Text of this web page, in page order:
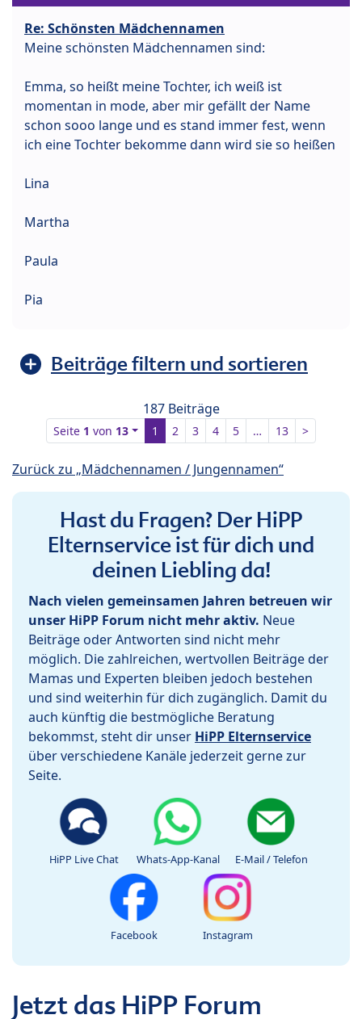
Re: Schönsten Mädchennamen
Meine schönsten Mädchennamen sind:
Emma, so heißt meine Tochter, ich weiß ist
momentan in mode, aber mir gefällt der Name
schon sooo lange und es stand immer fest, wenn
ich eine Tochter bekomme dann wird sie so heißen
Lina
Martha
Paula
Pia
Beiträge filtern und sortieren
187 Beiträge
Seite 1 von 13 1 2 3 4 5 … 13 >
Zurück zu „Mädchennamen / Jungennamen“
Hast du Fragen? Der HiPP
Elternservice ist für dich und
deinen Liebling da!
Nach vielen gemeinsamen Jahren betreuen wir
unser HiPP Forum nicht mehr aktiv. Neue
Beiträge oder Antworten sind nicht mehr
möglich. Die zahlreichen, wertvollen Beiträge der
Mamas und Experten bleiben jedoch bestehen
und sind weiterhin für dich zugänglich. Damit du
auch künftig die bestmögliche Beratung
bekommst, steht dir unser HiPP Elternservice
über verschiedene Kanäle jederzeit gerne zur
Seite.
HiPP Live Chat Whats-App-Kanal E-Mail / Telefon
Facebook Instagram
Jetzt das HiPP Forum